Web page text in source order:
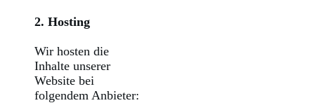
2. Hosting
Wir hosten die
Inhalte unserer
Website bei
folgendem Anbieter: